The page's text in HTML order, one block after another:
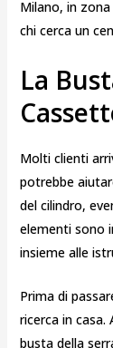
Milano, in
chi cerca un
La
Molti clienti
potrebbe
del cilindro,
elementi sono
insieme alle
Prima di
ricerca in
busta della